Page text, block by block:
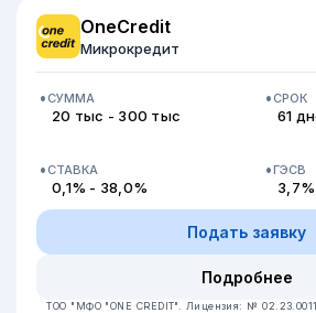
OneCredit
Микрокредит
СУММА
20 тыс - 300 тыс
СРОК
61
СТАВКА
0,1% - 38,0%
ГЭСВ
Подать заявку
Подробнее
ТОО "МФО "ONE CREDIT". Лицензия: №